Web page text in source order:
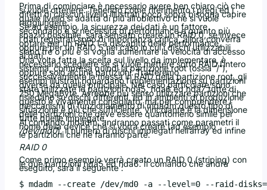
Prima di cominciare è necessario avere ben chiaro ciò che
si vuole ottenere. Tenendo come riferimento i pregi ed i
difetti di ciascun livello illustrati poco sopra bisogna capire
quale livello si adatta di più all’obiettivo che si vuole
raggiungere.
Se ad esempio, la sicurezza dei dati è un fattore
secondario e si necessita di performance e quanto più
spazio possibile, sarà sensato creare un RAID 0, se invece
i dati registrati sono di importanza critica, allora converrà
optare per un RAID 1 a discapito delle performance,
oppure per un RAID 5 nel caso in cui i dischi utilizzabili
siano tre o più e si voglia aumentare la velocità di accesso
ai dati.
Una volta fatta la scelta sul livello da implementare, è
necessario scegliere se si vuole mettere sotto RAID l’intero
sistema, compresa quindi la partizione root (ossia “/”),
oppure solo alcune partizioni. Tratteremo
successivamente la messa in RAID della partizione root, gli
esempi illustrati riguardano l’implementazione su partizioni
diverse da quella principale. Nel caso particolare sono
state utilizzate le partizioni hda5, hda6 ed hda7 tutte di
250 MegaByte. Avrebbe più senso utilizzare partizioni che
risiedano su dischi differenti, ed in ambienti di produzione
questo è vivamente consigliato, ma per comprendere i
meccanismi di funzionamento di mdadm questo tipo di
situazione è più che sufficiente. Vincolante è la dimensione
delle partizioni che deve essere quantomeno simile per
tutte quelle impiegate.
Al comando mdadm, andranno passati come parametri il
nome della device che si vorrà creare (ad esempio
/dev/md0), il numero di dischi impiegati nell’array ed infine
le partizioni che ne faranno parte.
RAID 0
Come primo esempio verrà creato un RAID 0 (striping) con
le due partizioni hda5 ed hda6. Il comando che andrà
eseguito, sarà il seguente :
$ mdadm --create /dev/md0 -a --level=0 --raid-